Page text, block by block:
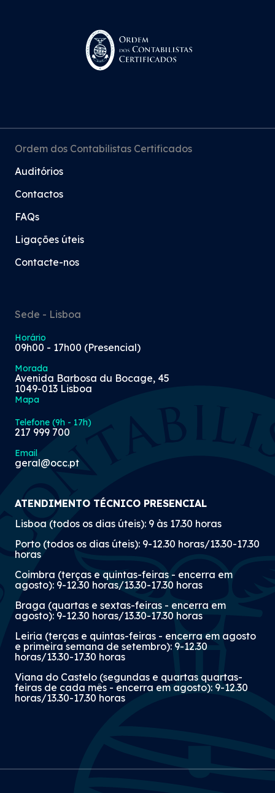
Ordem dos Contabilistas Certificados
Auditórios
Contactos
FAQs
Ligações úteis
Contacte-nos
Sede - Lisboa
Horário
09h00 - 17h00 (Presencial)
Morada
Avenida Barbosa du Bocage, 45
1049-013 Lisboa
Mapa
Telefone (9h - 17h)
217 999 700
Email
geral@occ.pt
ATENDIMENTO TÉCNICO PRESENCIAL
Lisboa (todos os dias úteis): 9 às 17.30 horas
Porto (todos os dias úteis): 9-12.30 horas/13.30-17.30
horas
Coimbra (terças e quintas-feiras - encerra em
agosto): 9-12.30 horas/13.30-17.30 horas
Braga (quartas e sextas-feiras - encerra em
agosto): 9-12.30 horas/13.30-17.30 horas
Leiria (terças e quintas-feiras - encerra em agosto
e primeira semana de setembro): 9-12.30
horas/13.30-17.30 horas
Viana do Castelo (segundas e quartas quartas-
feiras de cada mês - encerra em agosto): 9-12.30
horas/13.30-17.30 horas